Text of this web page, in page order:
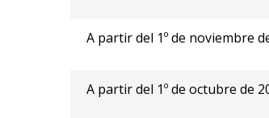
A partir del 1º de noviembre
A partir del 1º de octubre de